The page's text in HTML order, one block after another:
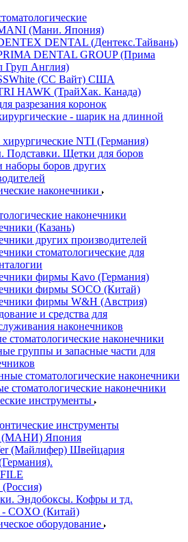
(Мани. Япония)
DENTAL (Дентекс.Тайвань)
DENTAL GROUP (Прима
Груп Англия)
(СС Вайт) США
HAWK (ТрайХак. Канада)
разрезания коронок
- шарик на длинной
NTI (Германия)
Подставки. Щетки для боров
наборы боров других
наконечники
наконечники
(Казань)
других производителей
стоматологические для
фирмы Kavo (Германия)
фирмы SOCO (Китай)
фирмы W&H (Австрия)
и средства для
наконечников
стоматологические наконечники
группы и запасные части для
стоматологические наконечники
стоматологические наконечники
инструменты
инструменты
(МАНИ) Япония
(Майлифер) Швейцария
Эндобоксы. Кофры и тд.
- COXO (Китай)
оборудование